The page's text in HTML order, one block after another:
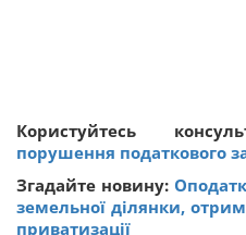
Користуйтесь
порушення податкового
Згадайте новину:
земельної ділянки,
приватизації